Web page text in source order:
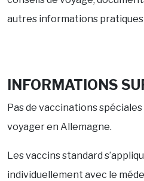
autres informations pratiques
INFORMATIONS
Pas de vaccinations
voyager en Allemagne.
Les vaccins standard
individuellement avec le